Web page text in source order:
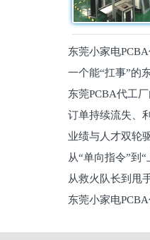
东莞小家电
员工一个能“扛事”的
东莞PCBA代工
维锁客法则
订单持续流失、
理死穴必须堵住
业绩与人才双轮
从“单向指令”到
关键从救火队长到甩
东莞小家电